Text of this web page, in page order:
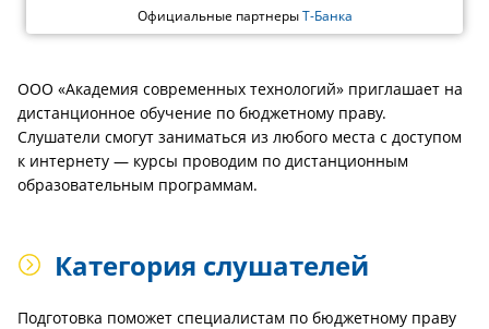
Официальные партнерыТ-Банка
ООО «Академия современных технологий» приглашает на
дистанционное обучение по бюджетному праву.
Слушатели смогут заниматься из любого места с доступом
к интернету — курсы проводим по дистанционным
образовательным программам.
Категория слушателей
Подготовка поможет специалистам по бюджетному праву